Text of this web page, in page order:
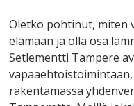
Oletko pohtinut, miten
elämään ja olla osa
Setlementti Tampere
rakentamassa